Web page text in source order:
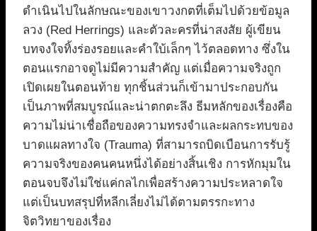
ดำเนินไปในลักษณะของเขาวงกตที่เต็มไปด้วยข้อมูล
ลวง (Red Herrings) และตัวละครที่น่าสงสัย ผู้เขียน
บทจงใจทิ้งร่องรอยและคำใบ้เล็กๆ ไว้ตลอดทาง ซึ่งใน
ตอนแรกอาจดูไม่มีความสำคัญ แต่เมื่อความจริงถูก
เปิดเผยในตอนท้าย ทุกชิ้นส่วนก็เข้ามาประกอบกัน
เป็นภาพที่สมบูรณ์และน่าตกตะลึง ธีมหลักของเรื่องคือ
ความไม่น่าเชื่อถือของความทรงจำและผลกระทบของ
บาดแผลทางใจ (Trauma) ที่สามารถบิดเบือนการรับรู้
ความจริงของคนคนหนึ่งได้อย่างสิ้นเชิง การหักมุมใน
ตอนจบจึงไม่ใช่แค่กลไกเพื่อสร้างความประหลาดใจ
แต่เป็นบทสรุปที่หลีกเลี่ยงไม่ได้ตามตรรกะทาง
จิตวิทยาของเรื่อง